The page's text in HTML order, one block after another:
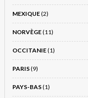
MEXIQUE(2)
NORVÈGE(11)
OCCITANIE(1)
PARIS(9)
PAYS-BAS(1)